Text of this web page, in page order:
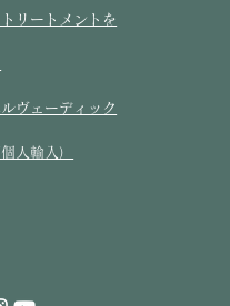
トリートメントを
ヴェーディック
人輸入）